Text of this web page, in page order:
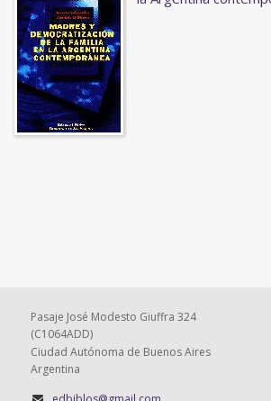
Pasaje José Modesto Giuffra 324
(C1064ADD)
Ciudad Autónoma de Buenos Aires
Argentina